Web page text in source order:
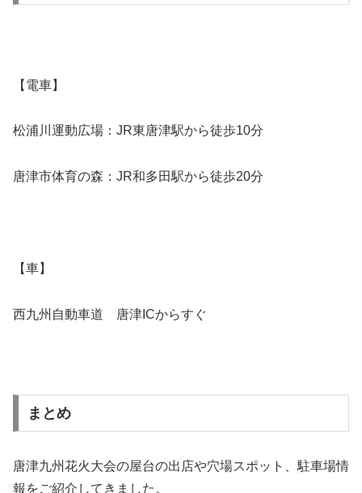
【電車】
松浦川運動広場：JR東唐津駅から徒歩10分
唐津市体育の森：JR和多田駅から徒歩20分
【車】
西九州自動車道 唐津ICからすぐ
まとめ
唐津九州花火大会の屋台の出店や穴場スポット、駐車場情
報をご紹介してきました。